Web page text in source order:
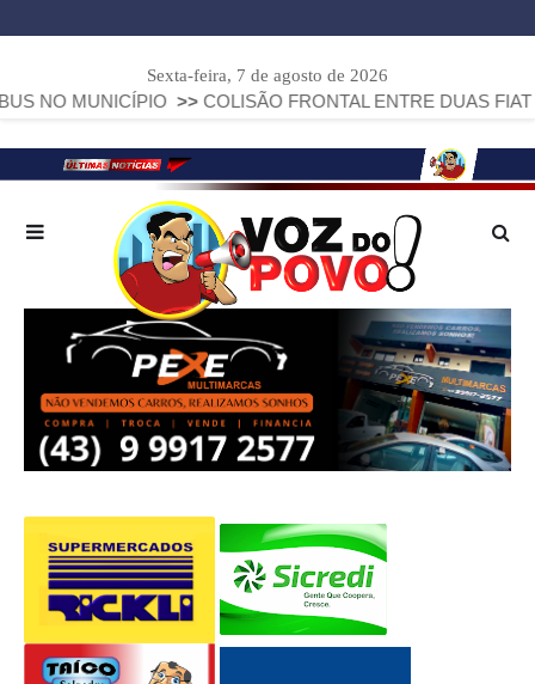
Sexta-feira, 7 de agosto de 2026
>> COLISÃO FRONTAL ENTRE DUAS FIAT STRADA